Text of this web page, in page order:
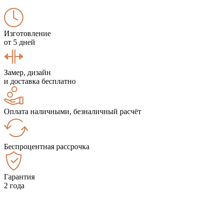
Изготовление
от 5 дней
Замер, дизайн
и доставка бесплатно
Оплата наличными, безналичный расчёт
Беспроцентная рассрочка
Гарантия
2 года